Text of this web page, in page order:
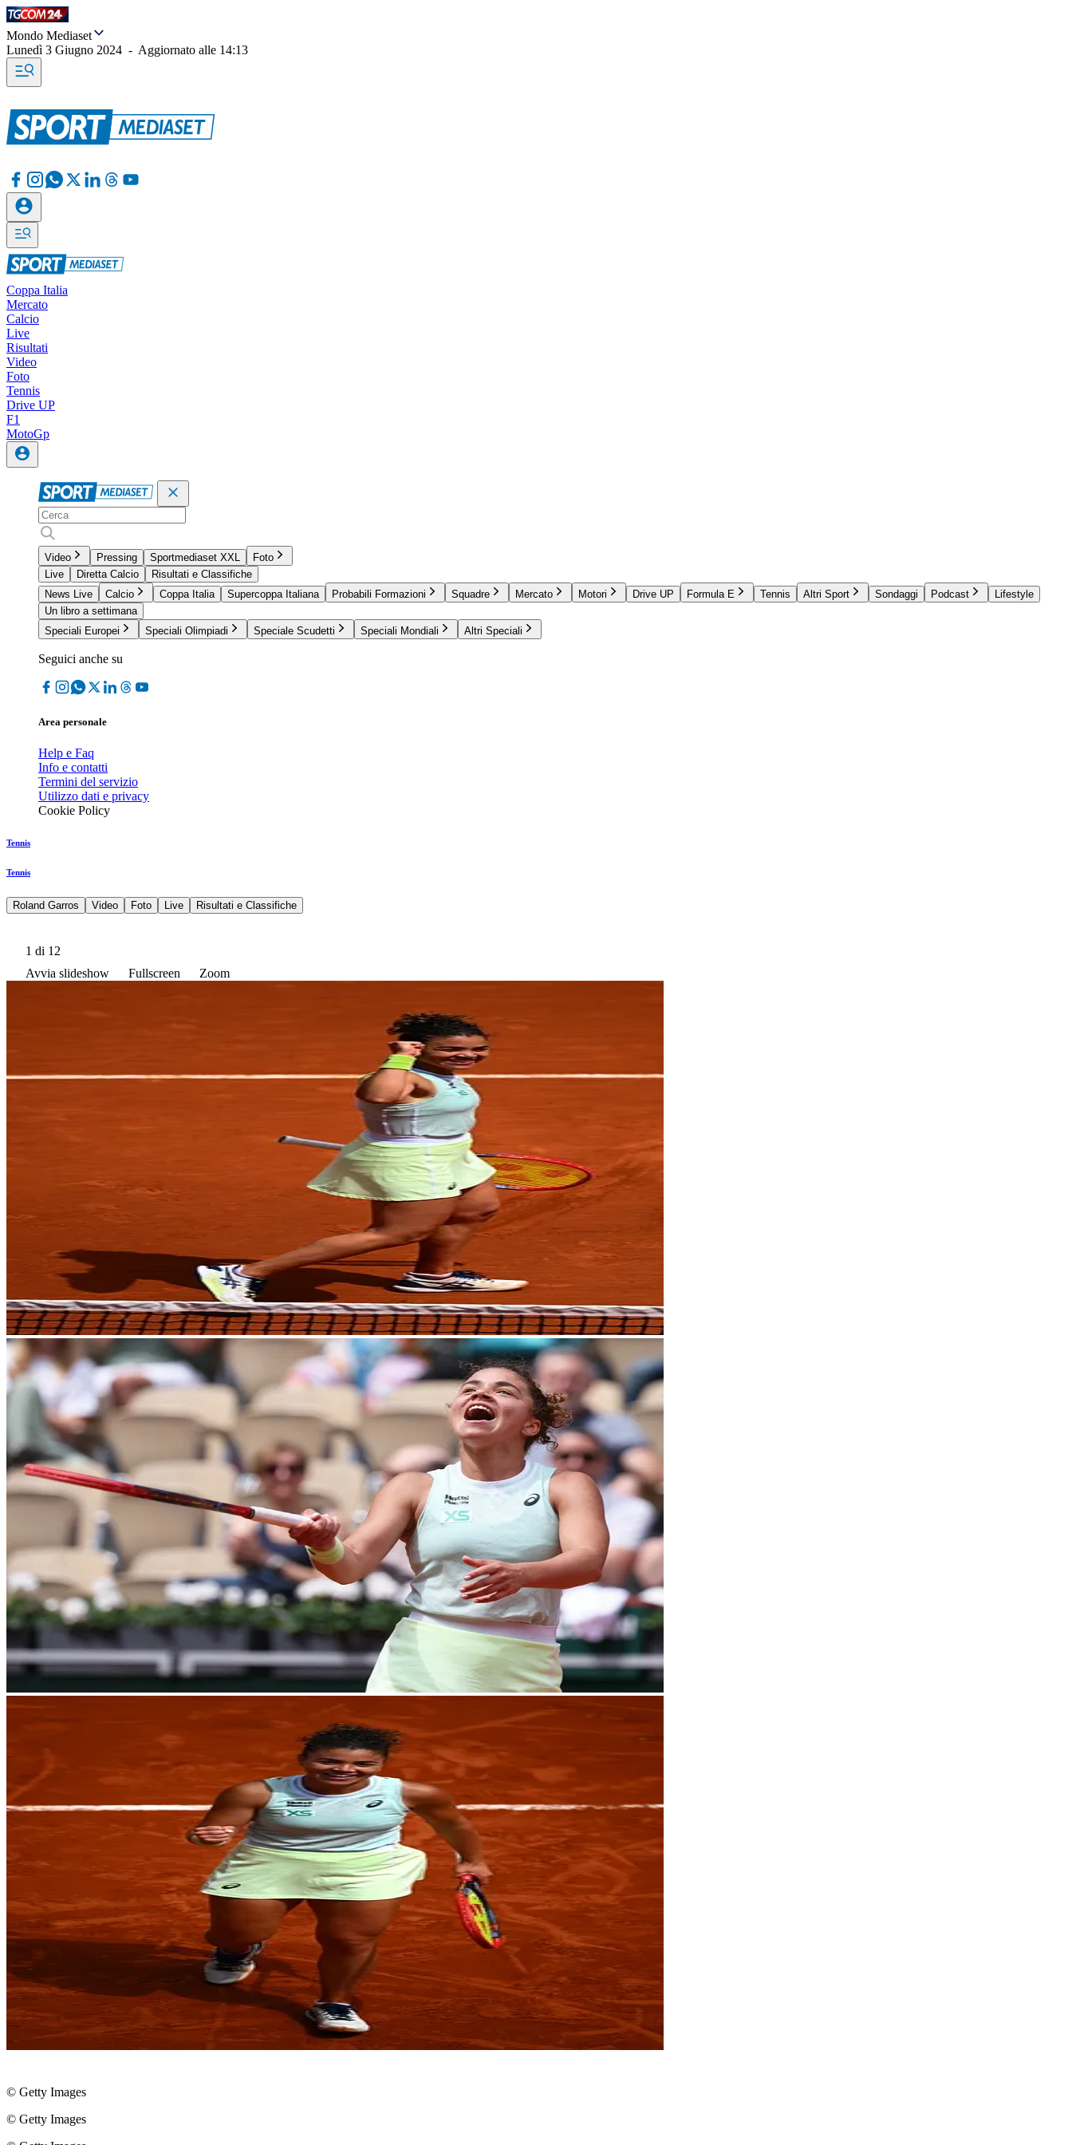
Mondo Mediaset
Lunedì 3 Giugno 2024 - Aggiornato alle 14:13
Coppa Italia
Mercato
Calcio
Live
Risultati
Video
Foto
Tennis
Drive UP
F1
MotoGp
Video Pressing Sportmediaset XXL
Foto
Live
Diretta Calcio
Risultati e Classifiche
News Live
Calcio Coppa Italia Supercoppa Italiana Probabili Formazioni Squadre Mercato Motori Drive UP Formula E Tennis Altri Sport Sondaggi Podcast
Lifestyle
Un libro a settimana
Speciali Europei
Speciali Olimpiadi Speciale Scudetti Speciali Mondiali Altri Speciali
Seguici anche su
Area personale
Help e Faq
Info e contatti
Termini del servizio
Utilizzo dati e privacy
Cookie Policy
Tennis
Tennis
Roland Garros Video Foto Live Risultati e Classifiche
1 di 12
Avvia slideshow
Fullscreen Zoom
© Getty Images
© Getty Images